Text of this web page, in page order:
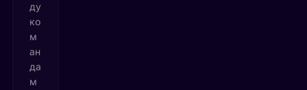
ду
ко
м
ан
да
м